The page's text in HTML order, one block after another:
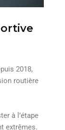
2018,
routière
à l’étape
extrêmes.